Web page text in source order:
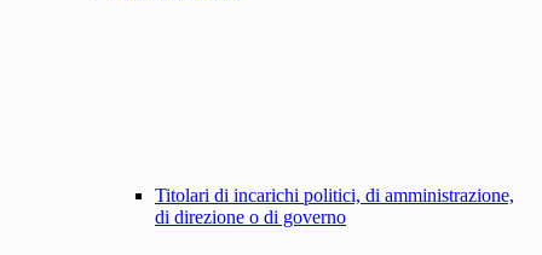
Titolari di incarichi politici, di amministrazione,
di direzione o di governo